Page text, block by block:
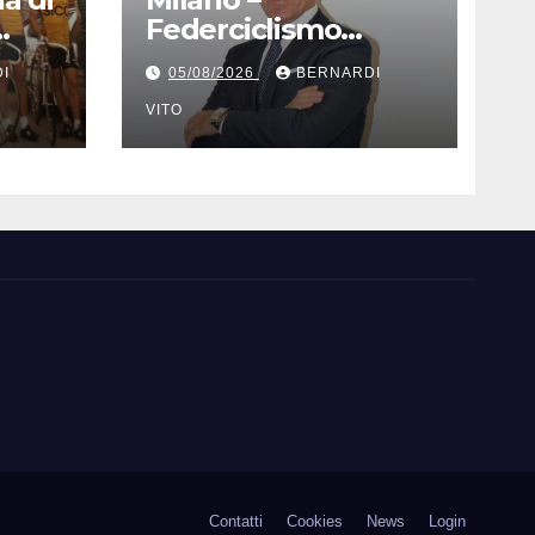
ad
Federciclismo
Nazionale : Lettera
aperta del
Presidente
Cordiano Dagnoni
05/08/2026 BERNARDI
VITO
Contatti Cookies News Login